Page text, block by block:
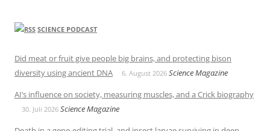
SCIENCE PODCAST
Did meat or fruit give people big brains, and protecting bison
diversity using ancient DNA
6. August 2026 Science Magazine
AI’s influence on society, measuring muscles, and a Crick biography
30. Juli 2026 Science Magazine